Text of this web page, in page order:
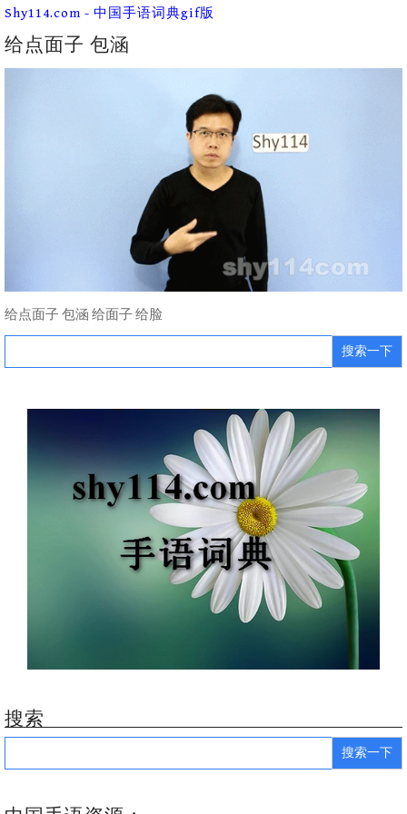
Skip
content
Shy114.com - 中国手语词典gif版
给点面子 包涵
给点面子 包涵 给面子 给脸
Search
搜索
Search